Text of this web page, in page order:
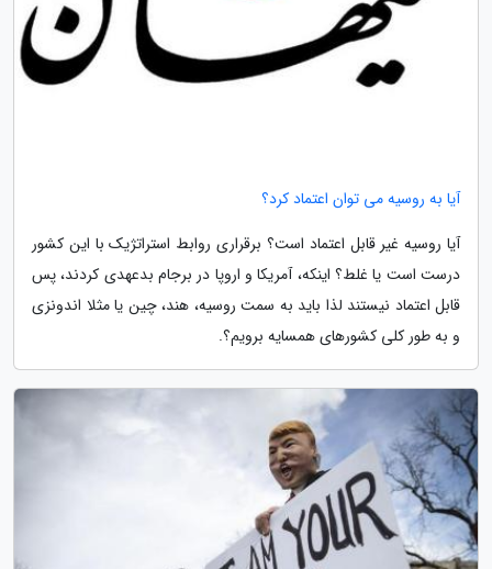
آیا به روسیه می توان اعتماد کرد؟
آیا روسیه غیر قابل اعتماد است؟ برقراری روابط استراتژیک با این کشور
درست است یا غلط؟ اینکه، آمریکا و اروپا در برجام بدعهدی کردند، پس
قابل اعتماد نیستند لذا باید به سمت روسیه، هند، چین یا مثلا اندونزی
و به طور کلی کشورهای همسایه برویم؟.